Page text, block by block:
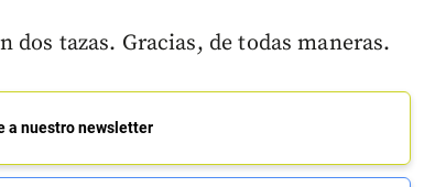
dos tazas. Gracias, de todas maneras.
a nuestro newsletter